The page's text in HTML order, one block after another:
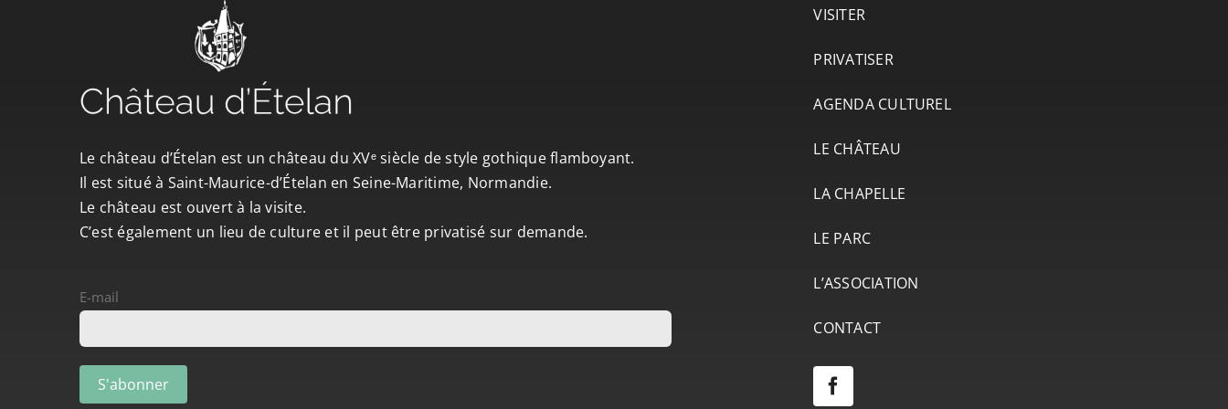
Le château d’Ételan est un château du XVᵉ siècle de style gothique flamboyant.
Il est situé à Saint-Maurice-d’Ételan en Seine-Maritime, Normandie.
Le château est ouvert à la visite.
C’est également un lieu de culture et il peut être privatisé sur demande.
E-mail
VISITER
PRIVATISER
AGENDA CULTUREL
LE CHÂTEAU
LA CHAPELLE
LE PARC
L’ASSOCIATION
CONTACT